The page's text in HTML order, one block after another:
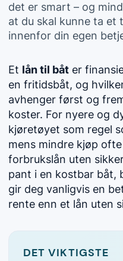
det er smart – og
at du skal kunne ta
innenfor din egen
Et lån til båt er
en fritidsbåt, og
avhenger først og
koster. For nyere og
kjøretøyet som regel
mens mindre kjøp
forbrukslån uten
pant i en kostbar båt,
gir deg vanligvis en
rente enn et lån uten
DET VIKTIGSTE